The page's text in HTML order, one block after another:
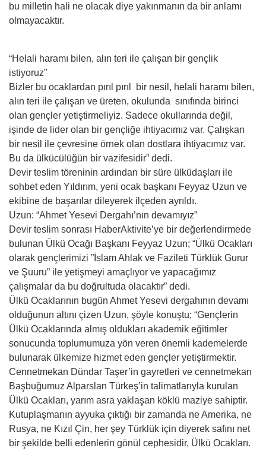
bu milletin hali ne olacak diye yakınmanın da bir anlamı
olmayacaktır.
“Helali haramı bilen, alın teri ile çalışan bir gençlik
istiyoruz”
Bizler bu ocaklardan pırıl pırıl bir nesil, helali haramı bilen,
alın teri ile çalışan ve üreten, okulunda sınıfında birinci
olan gençler yetiştirmeliyiz. Sadece okullarında değil,
işinde de lider olan bir gençliğe ihtiyacımız var. Çalışkan
bir nesil ile çevresine örnek olan dostlara ihtiyacımız var.
Bu da ülkücülüğün bir vazifesidir” dedi.
Devir teslim töreninin ardından bir süre ülküdaşları ile
sohbet eden Yıldırım, yeni ocak başkanı Feyyaz Uzun ve
ekibine de başarılar dileyerek ilçeden ayrıldı.
Uzun: “Ahmet Yesevi Dergahı’nın devamıyız”
Devir teslim sonrası HaberAktivite’ye bir değerlendirmede
bulunan Ülkü Ocağı Başkanı Feyyaz Uzun; “Ülkü Ocakları
olarak gençlerimizi ”İslam Ahlak ve Fazileti Türklük Gurur
ve Şuuru” ile yetişmeyi amaçlıyor ve yapacağımız
çalışmalar da bu doğrultuda olacaktır” dedi.
Ülkü Ocaklarının bugün Ahmet Yesevi dergahının devamı
olduğunun altını çizen Uzun, şöyle konuştu; “Gençlerin
Ülkü Ocaklarında almış oldukları akademik eğitimler
sonucunda toplumumuza yön veren önemli kademelerde
bulunarak ülkemize hizmet eden gençler yetiştirmektir.
Cennetmekan Dündar Taşer’in gayretleri ve cennetmekan
Başbuğumuz Alparslan Türkeş’in talimatlarıyla kurulan
Ülkü Ocakları, yarım asra yaklaşan köklü maziye sahiptir.
Kutuplaşmanın ayyuka çıktığı bir zamanda ne Amerika, ne
Rusya, ne Kızıl Çin, her şey Türklük için diyerek safını net
bir şekilde belli edenlerin gönül cephesidir, Ülkü Ocakları.